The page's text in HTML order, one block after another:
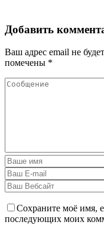
Добавить
Ваш адрес email не
помечены *
Сохраните моё имя,
последующих моих